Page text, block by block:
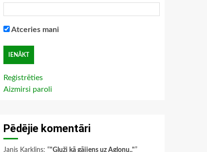
Atceries mani
Reģistrēties
Aizmirsi paroli
Pēdējie komentāri
Janis Karklins: “"Gluži kā gājiens uz Aglonu.."”